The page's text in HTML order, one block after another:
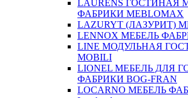
LAURENS ГОСТИНАЯ
ФАБРИКИ MEBLOMAX
LAZURYT (ЛАЗУРИТ)
LENNOX МЕБЕЛЬ
LINE МОДУЛЬНАЯ
MOBILI
LIONEL МЕБЕЛЬ ДЛЯ
ФАБРИКИ BOG-FRAN
LOCARNO МЕБЕЛЬ